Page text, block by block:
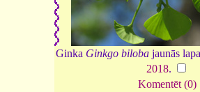
Ginka Ginkgo biloba jaunās
2018.
Komentēt (0)